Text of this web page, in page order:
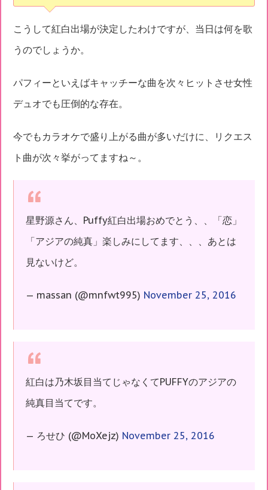
こうして紅白出場が決定したわけですが、当日は何を歌
うのでしょうか。
パフィーといえばキャッチーな曲を次々ヒットさせ女性
デュオでも圧倒的な存在。
今でもカラオケで盛り上がる曲が多いだけに、リクエス
ト曲が次々挙がってますね～。
星野源さん、Puffy紅白出場おめでとう、、「恋」
「アジアの純真」楽しみにしてます、、、あとは
見ないけど。
— massan (@mnfwt995) November 25, 2016
紅白は乃木坂目当てじゃなくてPUFFYのアジアの
純真目当てです。
— ろせひ (@MoXejz) November 25, 2016